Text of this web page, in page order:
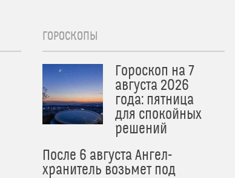
ГОРОСКОПЫ
Гороскоп на 7
августа 2026
года: пятница
для спокойных
решений
После 6 августа Ангел-
хранитель возьмет под